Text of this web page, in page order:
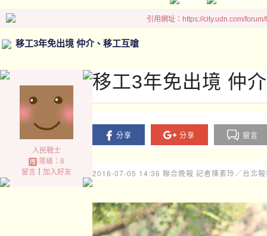
引用網址：https://city.udn.com/
移工3年免出境 仲介、移工互嗆
人民戰士
等級：8
留言｜ 加入好友
移工3年免出境 仲
分享 分享 留言
2016-07-05 14:36 聯合晚報 記者陳素玲／台北